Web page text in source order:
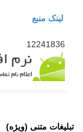
لینک منبع
12241836
تبلیغات متنی (ویژه)